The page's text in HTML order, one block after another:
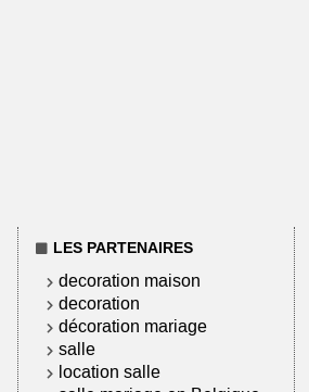
LES PARTENAIRES
decoration maison
decoration
décoration mariage
salle
location salle